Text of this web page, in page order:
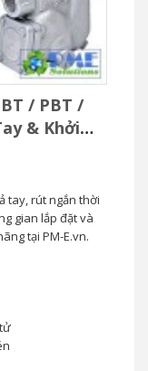
/ PBT /
& Khởi
tay, rút ngắn thời
gian lắp đặt và
tại PM-E.vn.